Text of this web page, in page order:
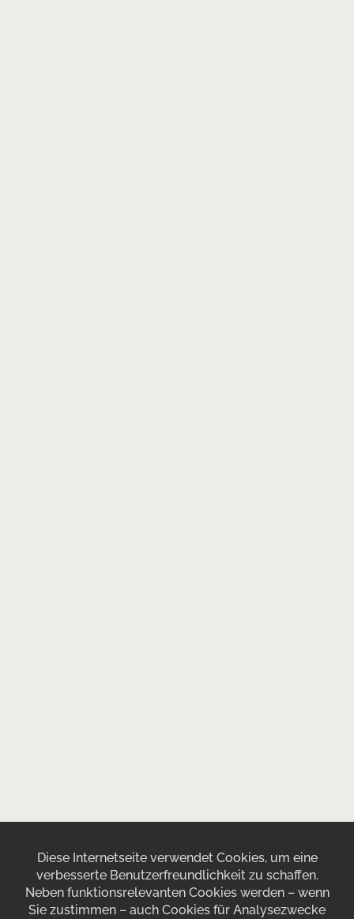
Diese Internetseite verwendet Cookies, um eine
verbesserte Benutzerfreundlichkeit zu schaffen.
Neben funktionsrelevanten Cookies werden – wenn
Sie zustimmen – auch Cookies für Analysezwecke